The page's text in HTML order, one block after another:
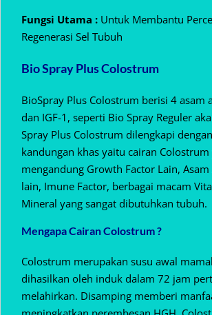
Fungsi Utama : Untuk Membantu
Regenerasi Sel Tubuh
Bio Spray Plus Colostrum
BioSpray Plus Colostrum berisi 4 asam
dan IGF-1, seperti Bio Spray Reguler
Spray Plus Colostrum dilengkapi
kandungan khas yaitu cairan Colostrum
mengandung Growth Factor Lain,
lain, Imune Factor, berbagai macam
Mineral yang sangat dibutuhkan tubuh.
Mengapa Cairan Colostrum ?
Colostrum merupakan susu awal
dihasilkan oleh induk dalam 72 jam
melahirkan. Disamping memberi